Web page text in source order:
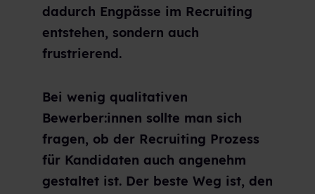
dadurch Engpässe im Recruiting
entstehen, sondern auch
frustrierend.
Bei wenig qualitativen
Bewerber:innen sollte man sich
fragen, ob der Recruiting Prozess
für Kandidaten auch angenehm
gestaltet ist. Der beste Weg ist, den